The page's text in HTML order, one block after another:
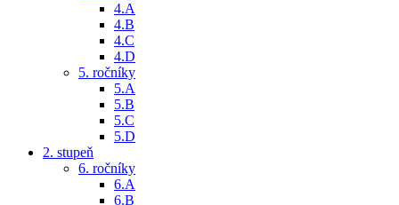
4.A
4.B
4.C
4.D
5. ročníky
5.A
5.B
5.C
5.D
2. stupeň
6. ročníky
6.A
6.B